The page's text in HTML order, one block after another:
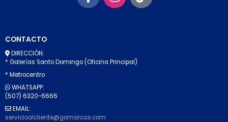
CONTACTO
DIRECCIÓN:
* Galerías Santo Domingo (Oficina Principal)
* Metrocentro
WHATSAPP:
(507) 6320-6666
EMAIL:
servicioalcliente@gomarcas.com